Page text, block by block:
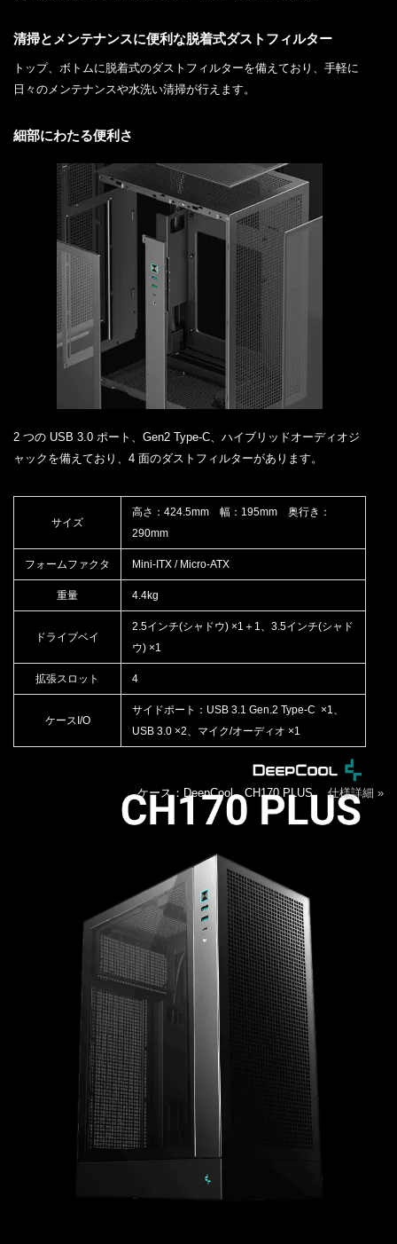
清掃とメンテナンスに便利な脱着式ダストフィルター
トップ、ボトムに脱着式のダストフィルターを備えており、手軽に
日々のメンテナンスや水洗い清掃が行えます。
細部にわたる便利さ
2 つの USB 3.0 ポート、Gen2 Type-C、ハイブリッドオーディオジ
ャックを備えており、4 面のダストフィルターがあります。
サイズ
高さ：424.5mm 幅：195mm 奥行き：
290mm
フォームファクタ Mini-ITX / Micro-ATX
重量 4.4kg
ドライブベイ
2.5インチ(シャドウ) ×1＋1、3.5インチ(シャド
ウ) ×1
拡張スロット 4
ケースI/O
サイドポート：USB 3.1 Gen.2 Type-C ×1、
USB 3.0 ×2、マイク/オーディオ ×1
ケース：DeepCool CH170 PLUS仕様詳細 »